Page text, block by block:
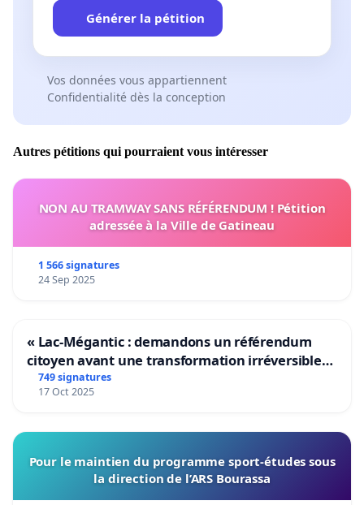
Générer la pétition
Vos données vous appartiennent
Confidentialité dès la conception
Autres pétitions qui pourraient vous intéresser
NON AU TRAMWAY SANS RÉFÉRENDUM ! Pétition
adressée à la Ville de Gatineau
1 566 signatures
24 Sep 2025
« Lac-Mégantic : demandons un référendum
citoyen avant une transformation irréversible
de notre territoire »
749 signatures
17 Oct 2025
Pour le maintien du programme sport-études sous
la direction de l’ARS Bourassa